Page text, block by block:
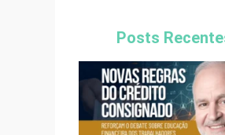
Posts